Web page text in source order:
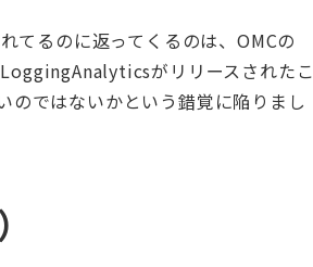
るのに返ってくるのは、OMCの
がリリースされたこ
ではないかという錯覚に陥りまし